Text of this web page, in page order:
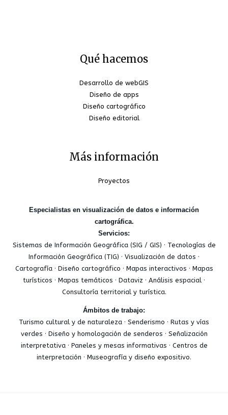
Qué hacemos
Desarrollo de webGIS
Diseño de apps
Diseño cartográfico
Diseño editorial
Más información
Proyectos
Especialistas en visualización de datos e información
cartográfica.
Servicios:
Sistemas de Información Geográfica (SIG / GIS) · Tecnologías de
Información Geográfica (TIG) · Visualización de datos ·
Cartografía · Diseño cartográfico · Mapas interactivos · Mapas
turísticos · Mapas temáticos · Dataviz · Análisis espacial ·
Consultoría territorial y turística.
Ámbitos de trabajo:
Turismo cultural y de naturaleza · Senderismo · Rutas y vías
verdes · Diseño y homologación de senderos · Señalización
interpretativa · Paneles y mesas informativas · Centros de
interpretación · Museografía y diseño expositivo.